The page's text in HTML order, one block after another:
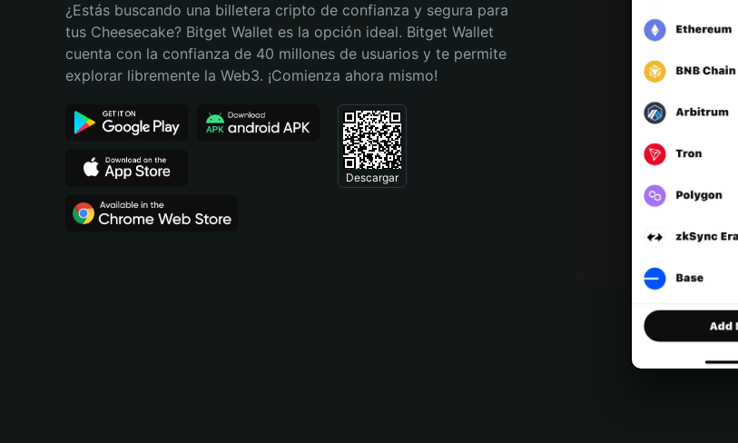
Português (Brasil)
Español (Argentina)
¿Estás buscando una billetera cripto de confianza y segura para
tus Cheesecake? Bitget Wallet es la opción ideal. Bitget Wallet
cuenta con la confianza de 40 millones de usuarios y te permite
explorar libremente la Web3. ¡Comienza ahora mismo!
Descargar